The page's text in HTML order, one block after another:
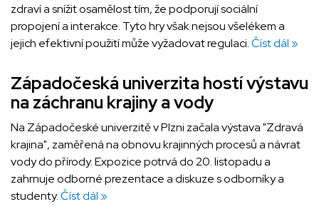
zdraví a snížit osamělost tím, že podporují sociální
propojení a interakce. Tyto hry však nejsou všelékem a
jejich efektivní použití může vyžadovat regulaci.Číst dál »
Západočeská univerzita hostí výstavu
na záchranu krajiny a vody
Na Západočeské univerzitě v Plzni začala výstava "Zdravá
krajina", zaměřená na obnovu krajinných procesů a návrat
vody do přírody. Expozice potrvá do 20. listopadu a
zahrnuje odborné prezentace a diskuze s odborníky a
studenty.Číst dál »